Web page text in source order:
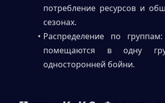
потребление ресурсов и
сезонах.
Распределение по
помещаются в одну
односторонней бойни.